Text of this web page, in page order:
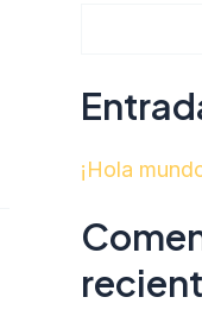
¡Hola